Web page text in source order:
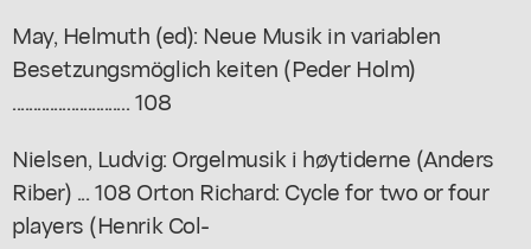
May, Helmuth (ed): Neue Musik in variablen
Besetzungsmöglich keiten (Peder Holm)
............................ 108
Nielsen, Ludvig: Orgelmusik i høytiderne (Anders
Riber) ... 108 Orton Richard: Cycle for two or four
players (Henrik Col-